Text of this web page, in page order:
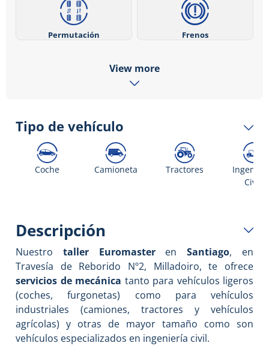
Permutación Frenos
View more
Tipo de vehículo
Coche Camioneta Tractores
Civil
Descripción
Nuestro taller EuromasterenSantiago, en
Travesía de Reborido Nº2, Milladoiro, te ofrece
servicios de mecánica tanto para vehículos ligeros
(coches, furgonetas) como para vehículos
industriales (camiones, tractores y vehículos
agrícolas) y otras de mayor tamaño como son
vehículos especializados en ingeniería civil.